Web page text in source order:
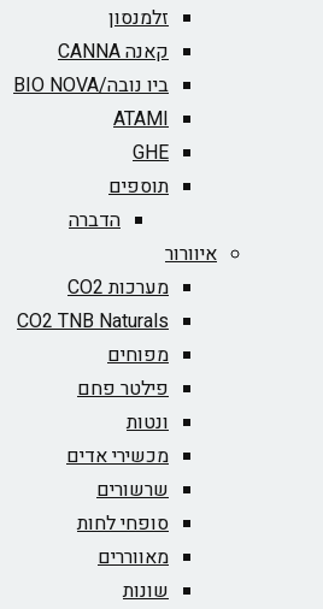
זלמנסון
קאנה CANNA
ביו נובה/BIO NOVA‏
ATAMI
GHE
תוספים
הדברה
איוורור
מערכות CO2
CO2 TNB Naturals
מפוחים
פילטר פחם
ונטות
מכשירי אדים
שרשורים
סופחי לחות
מאווררים
שונות